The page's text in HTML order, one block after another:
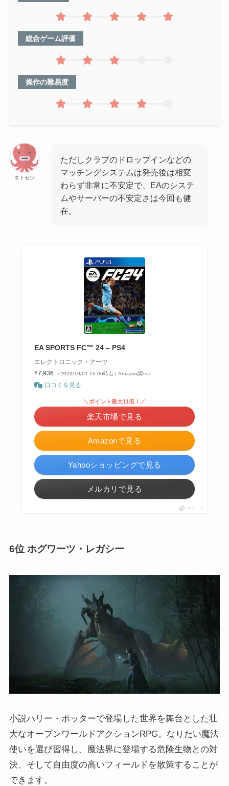
総合ゲーム評価
操作の難易度
ネトセツ
ただしクラブのドロップインなどの
マッチングシステムは発売後は相変
わらず非常に不安定で、EAのシステ
ムやサーバーの不安定さは今回も健
在。
EA SPORTS FC™ 24 – PS4
エレクトロニック・アーツ
¥7,936
（2023/10/01 16:06時点 | Amazon調べ）
口コミを見る
Amazonで見る
＼ポイント最大11倍！／
楽天市場で見る
Yahooショッピングで見る
メルカリで見る
ポチップ
6位 ホグワーツ・レガシー
小説ハリー・ポッターで登場した世界を舞台とした壮
大なオープンワールドアクションRPG。なりたい魔法
使いを選び習得し、魔法界に登場する危険生物との対
決、そして自由度の高いフィールドを散策することが
できます。